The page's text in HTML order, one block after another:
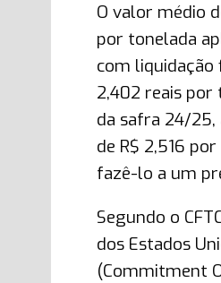
O valor médio
por tonelada
com liquidação
2,402 reais por
da safra 24/25,
de R$ 2,516
fazê-lo a um
Segundo o
dos Estados
(Commitment